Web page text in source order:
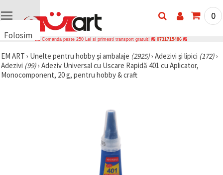
Folosim
uri
🍪 Folosim
cookie-uri
0
Comanda peste 250 Lei si primesti transport gratuit! 0731715486
EM ART › Unelte pentru hobby și ambalaje (2925)› Adezivi și lipici (172)›
Adezivi (99)› Adeziv Universal cu Uscare Rapidă 401 cu Aplicator,
Monocomponent, 20 g, pentru hobby & craft